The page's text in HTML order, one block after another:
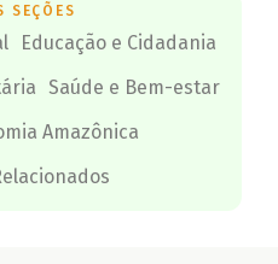
SEÇÕES
Educação e Cidadania
Saúde e Bem-estar
Amazônica